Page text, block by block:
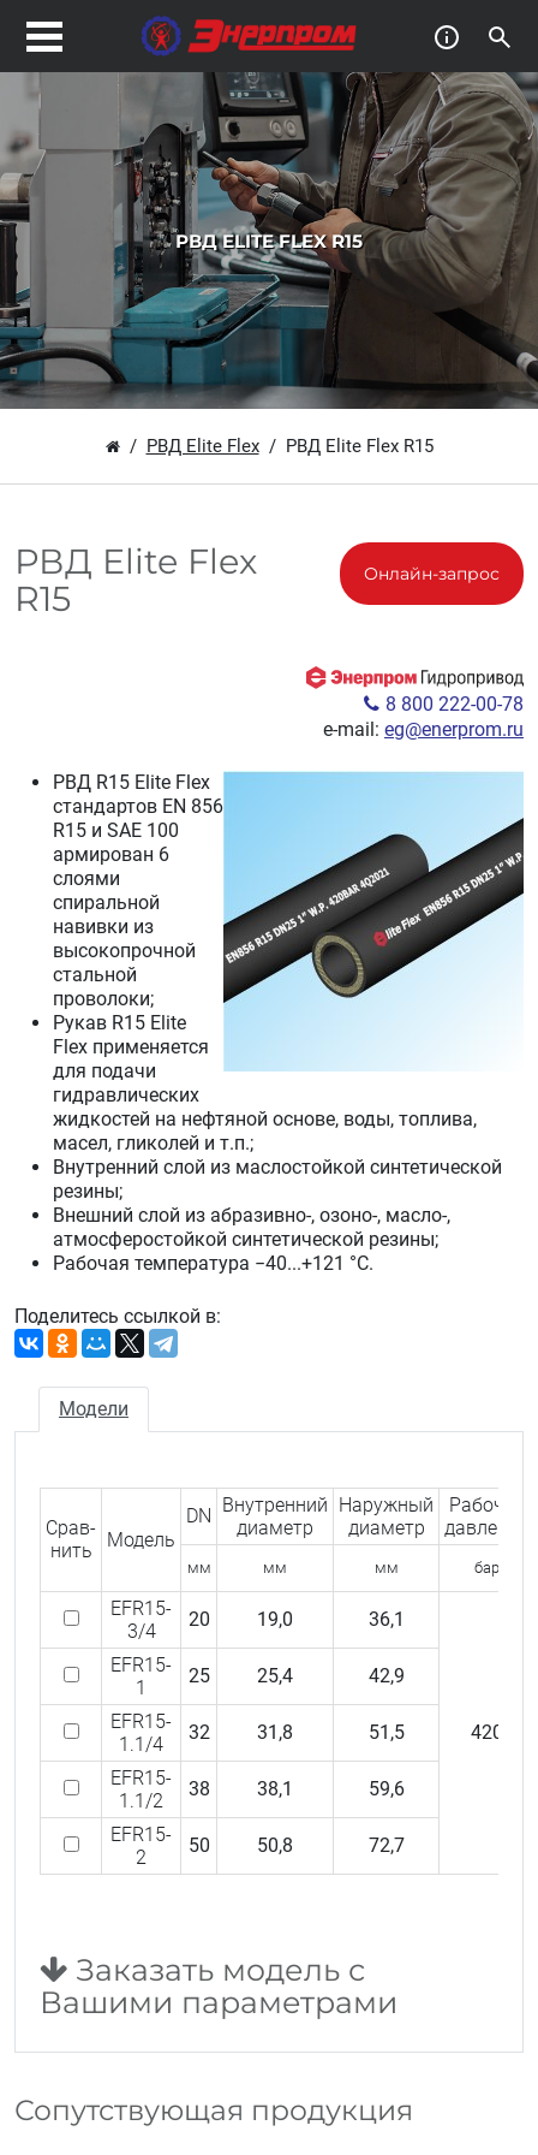
РВД ELITE FLEX R15
РВД Elite Flex РВД Elite Flex R15
Онлайн-запрос
РВД Elite Flex
R15
8 800 222-00-78
e-mail: eg@enerprom.ru
РВД R15 Elite Flex
стандартов EN 856
R15 и SAE 100
армирован 6
слоями
спиральной
навивки из
высокопрочной
стальной
проволоки;
Рукав R15 Elite
Flex применяется
для подачи
гидравлических
жидкостей на нефтяной основе, воды, топлива,
масел, гликолей и т.п.;
Внутренний слой из маслостойкой синтетической
резины;
Внешний слой из абразивно-, озоно-, масло-,
атмосферостойкой синтетической резины;
Рабочая температура −40...+121 °С.
Поделитесь ссылкой в:
Модели
Срав­
нить
Модель
DN Внутренний
диаметр
Наружный
диаметр
Рабочее
давление
мм мм мм бар
EFR15-
3/4
20 19,0 36,1
420
EFR15-
1
25 25,4
42,9
EFR15-
1.1/4
32 31,8
51,5
EFR15-
1.1/2
38 38,1
59,6
EFR15-
2
50 50,8 72,7
Заказать модель с
Вашими параметрами
Сопутствующая продукция